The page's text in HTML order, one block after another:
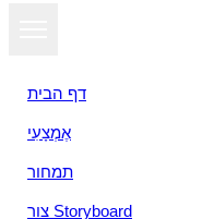
דף הבית
אֶמְצָעִי
תמחור
צור Storyboard